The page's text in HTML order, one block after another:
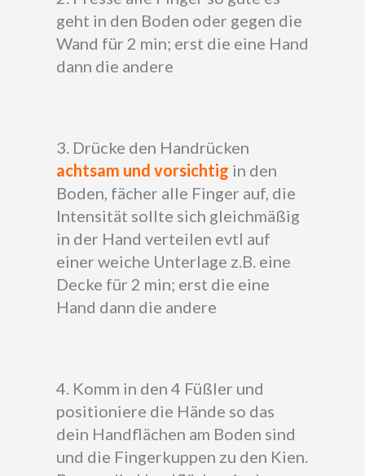
geht in den Boden oder gegen die
Wand für 2 min; erst die eine Hand
dann die andere
3. Drücke den Handrücken
achtsam und vorsichtig in den
Boden, fächer alle Finger auf, die
Intensität sollte sich gleichmäßig
in der Hand verteilen evtl auf
einer weiche Unterlage z.B. eine
Decke für 2 min; erst die eine
Hand dann die andere
4. Komm in den 4 Füßler und
positioniere die Hände so das
dein Handflächen am Boden sind
und die Fingerkuppen zu den Kien.